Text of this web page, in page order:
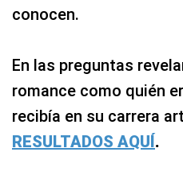
conocen.
En las preguntas
romance como quién
recibía en su carrera
RESULTADOS AQUÍ.